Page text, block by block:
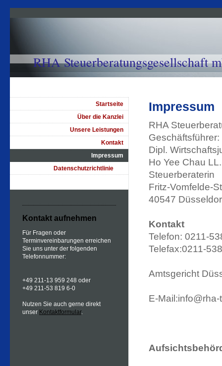
RHA Steuerberatungsgesellschaft
域臣税务顾问有限公司
Impressum
RHA
Geschäftsführer:
Dipl.
Ho Yee Chau
Steuerberaterin
Fritz-Vomfelde-
40547
Kontakt
Telefon: 0211-
Telefax:0211-
Amtsgericht
E-
Startseite
Über die Kanzlei
Unsere Leistungen
Kontakt
Impressum
Datenschutzrichtlinie
Kontakt aufnehmen
Für Fragen oder
Terminvereinbarungen erreichen
Sie uns unter der folgenden
Telefonnummer:
+49 211-13 959 248 oder
+49 211-53 819 6-0
Nutzen Sie auch gerne direkt
unser Kontaktformular.